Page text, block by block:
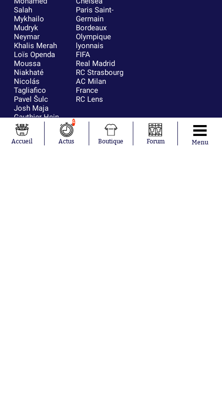
Salah
Mykhailo
Mudryk
Neymar
Khalis Merah
Loïs Openda
Moussa
Niakhaté
Nicolás
Tagliafico
Pavel Šulc
Josh Maja
Gauthier Hein
Paris Saint-
Germain
Bordeaux
Olympique
lyonnais
FIFA
Real Madrid
RC Strasbourg
AC Milan
France
RC Lens
Accueil
4
Actus Boutique Forum Menu